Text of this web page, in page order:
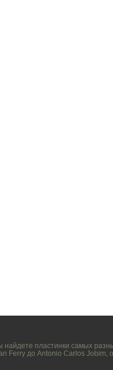
найдете пластинки самых
Ferry до Antonio Carlos Jobim,